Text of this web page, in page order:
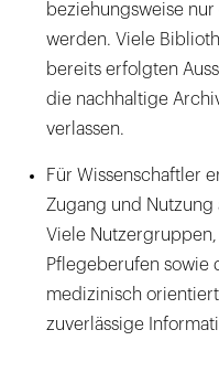
beziehungsweise
werden. Viele
bereits erfolgten
die nachhaltige
verlassen.
Für Wissenschaftler
Zugang und Nutzung
Viele
Pflegeberufen sowie
medizinisch
zuverlässige